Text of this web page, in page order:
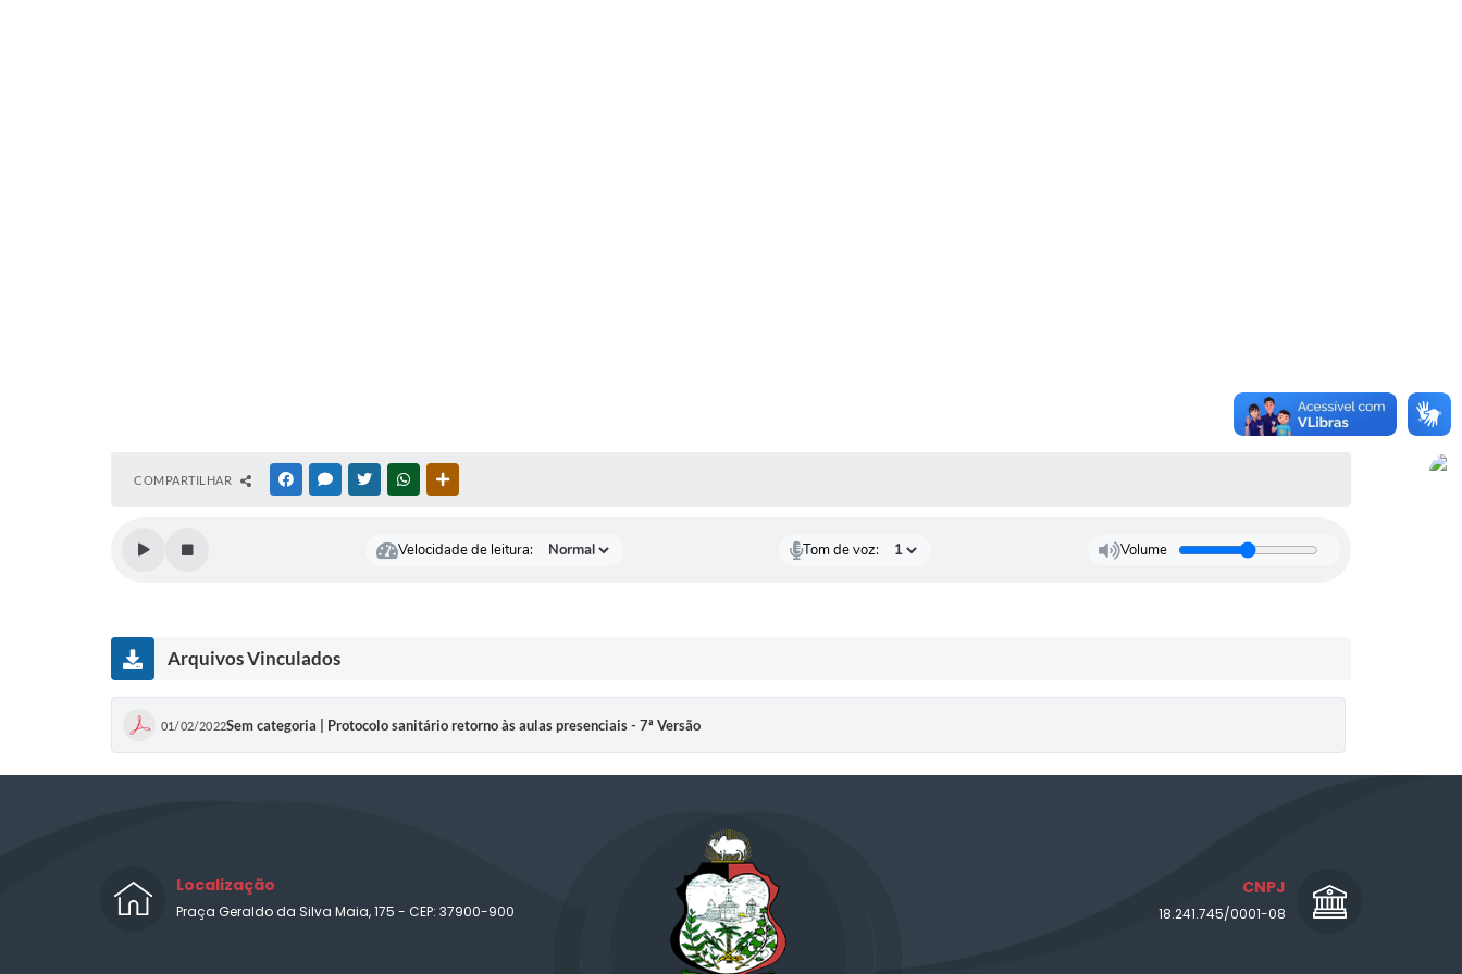
COMPARTILHAR FACEBOOKMESSENGER
TWITTERWHATSAPP
Velocidade de leitura: Tom de voz: Volume
Arquivos Vinculados
01/02/2022Sem categoria | Protocolo sanitário retorno às aulas presenciais - 7ª Versão
Localização
Praça Geraldo da Silva Maia, 175 - CEP: 37900-900
CNPJ
18.241.745/0001-08